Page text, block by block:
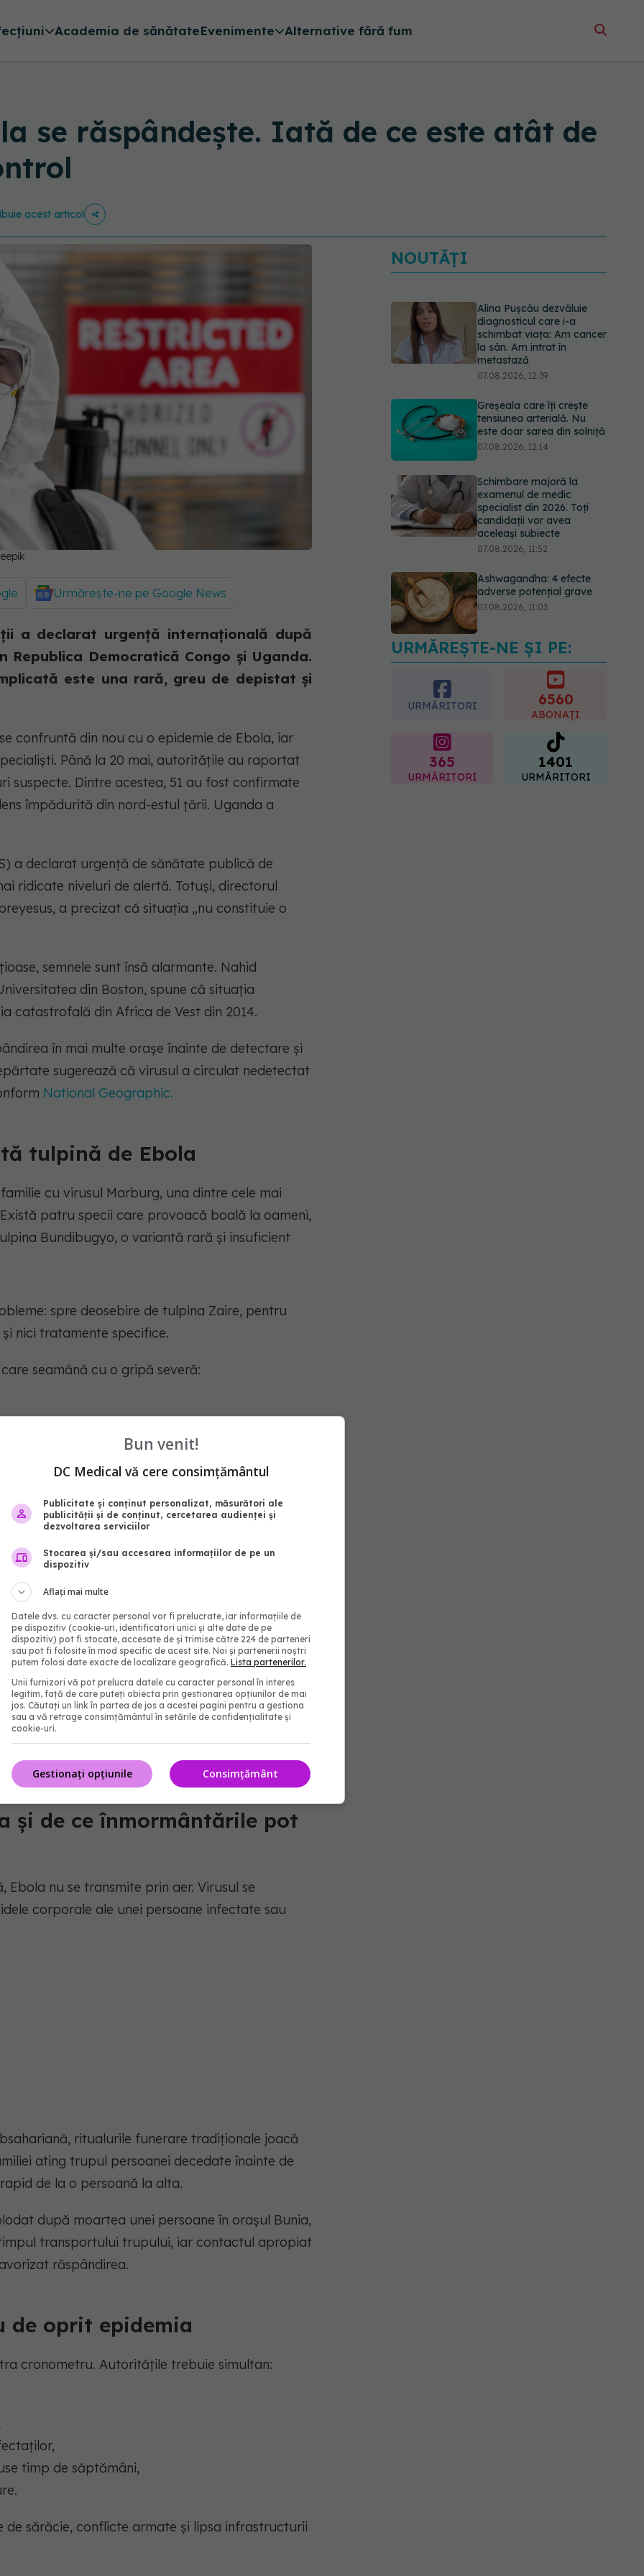
Academia de sănătateEvenimente Alternative fără fum
se răspândește. Iată de ce este atât de
acest articol
Urmărește-ne pe Google News
a declarat urgență internațională după
Republica Democratică Congo și Uganda.
este una rară, greu de depistat și
confruntă din nou cu o epidemie de Ebola, iar
Până la 20 mai, autoritățile au raportat
suspecte. Dintre acestea, 51 au fost confirmate
împădurită din nord-estul țării. Uganda a
a declarat urgență de sănătate publică de
ridicate niveluri de alertă. Totuși, directorul
a precizat că situația „nu constituie o
semnele sunt însă alarmante. Nahid
din Boston, spune că situația
catastrofală din Africa de Vest din 2014.
în mai multe orașe înainte de detectare și
sugerează că virusul a circulat nedetectat
National Geographic.
tulpină de Ebola
cu virusul Marburg, una dintre cele mai
patru specii care provoacă boală la oameni,
Bundibugyo, o variantă rară și insuficient
spre deosebire de tulpina Zaire, pentru
nici tratamente specifice.
seamănă cu o gripă severă:
ușor cu malaria sau febra tifoidă, mai ales
Tocmai această asemănare face ca virusul să
fie identificat.
între o treime și jumătate dintre persoanele
și de ce înmormântările pot
Ebola nu se transmite prin aer. Virusul se
corporale ale unei persoane infectate sau
ritualurile funerare tradiționale joacă
ating trupul persoanei decedate înainte de
de la o persoană la alta.
după moartea unei persoane în orașul Bunia,
transportului trupului, iar contactul apropiat
răspândirea.
de oprit epidemia
cronometru. Autoritățile trebuie simultan:
timp de săptămâni,
de sărăcie, conflicte armate și lipsa infrastructurii
NOUTĂȚI
Alina Pușcău dezvăluie
diagnosticul care i-a
schimbat viața: Am cancer
la sân. Am intrat în
metastază
07.08.2026, 12:39
Greșeala care îți crește
tensiunea arterială. Nu
este doar sarea din solniță
07.08.2026, 12:14
Schimbare majoră la
examenul de medic
specialist din 2026. Toți
candidații vor avea
aceleași subiecte
07.08.2026, 11:52
Ashwagandha: 4 efecte
adverse potențial grave
07.08.2026, 11:03
Ți-ai mărit buzele? Cele 4
greșeli care pot strica
rezultatul după injectarea
cu acid hialuronic
07.08.2026, 13:54
URMĂREȘTE-NE ȘI PE:
URMĂRITORI 6560
ABONAȚI
365
URMĂRITORI
1401
URMĂRITORI
Bun venit!
DC Medical vă cere consimțământul
Publicitate și conținut personalizat, măsurători ale
publicității și de conținut, cercetarea audienței și
dezvoltarea serviciilor
Stocarea și/sau accesarea informațiilor de pe un
dispozitiv
Aflați mai multe
Datele dvs. cu caracter personal vor fi prelucrate, iar informațiile de
pe dispozitiv (cookie-uri, identificatori unici și alte date de pe
dispozitiv) pot fi stocate, accesate de și trimise către 224 de parteneri
sau pot fi folosite în mod specific de acest site. Noi și partenerii noștri
putem folosi date exacte de localizare geografică. Lista partenerilor.
Unii furnizori vă pot prelucra datele cu caracter personal în interes
legitim, față de care puteți obiecta prin gestionarea opțiunilor de mai
jos. Căutați un link în partea de jos a acestei pagini pentru a gestiona
sau a vă retrage consimțământul în setările de confidențialitate și
cookie-uri.
Consimțământ
Gestionați opțiunile